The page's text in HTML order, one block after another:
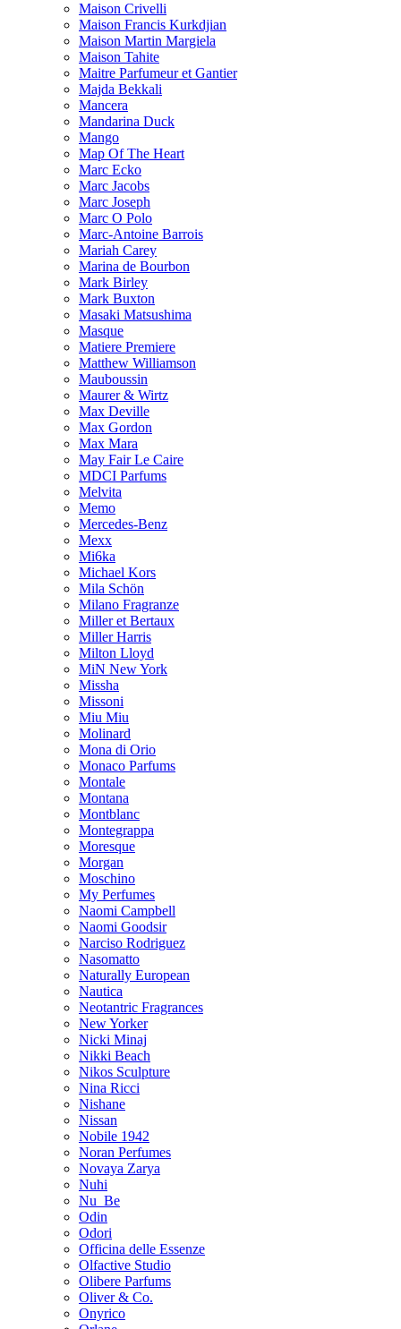
Maison Crivelli
Maison Francis Kurkdjian
Maison Martin Margiela
Maison Tahite
Maitre Parfumeur et Gantier
Majda Bekkali
Mancera
Mandarina Duck
Mango
Map Of The Heart
Marc Ecko
Marc Jacobs
Marc Joseph
Marc O Polo
Marc-Antoine Barrois
Mariah Carey
Marina de Bourbon
Mark Birley
Mark Buxton
Masaki Matsushima
Masque
Matiere Premiere
Matthew Williamson
Mauboussin
Maurer & Wirtz
Max Deville
Max Gordon
Max Mara
May Fair Le Caire
MDCI Parfums
Melvita
Memo
Mercedes-Benz
Mexx
Mi6ka
Michael Kors
Mila Schön
Milano Fragranze
Miller et Bertaux
Miller Harris
Milton Lloyd
MiN New York
Missha
Missoni
Miu Miu
Molinard
Mona di Orio
Monaco Parfums
Montale
Montana
Montblanc
Montegrappa
Moresque
Morgan
Moschino
My Perfumes
Naomi Campbell
Naomi Goodsir
Narciso Rodriguez
Nasomatto
Naturally European
Nautica
Neotantric Fragrances
New Yorker
Nicki Minaj
Nikki Beach
Nikos Sculpture
Nina Ricci
Nishane
Nissan
Nobile 1942
Noran Perfumes
Novaya Zarya
Nuhi
Nu_Be
Odin
Odori
Officina delle Essenze
Olfactive Studio
Olibere Parfums
Oliver & Co.
Onyrico